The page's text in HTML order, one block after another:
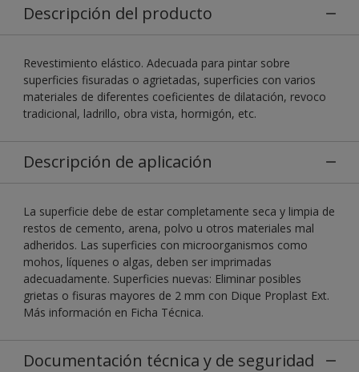
Descripción del producto
Revestimiento elástico. Adecuada para pintar sobre
superficies fisuradas o agrietadas, superficies con varios
materiales de diferentes coeficientes de dilatación, revoco
tradicional, ladrillo, obra vista, hormigón, etc.
Descripción de aplicación
La superficie debe de estar completamente seca y limpia de
restos de cemento, arena, polvo u otros materiales mal
adheridos. Las superficies con microorganismos como
mohos, líquenes o algas, deben ser imprimadas
adecuadamente. Superficies nuevas: Eliminar posibles
grietas o fisuras mayores de 2 mm con Dique Proplast Ext.
Más información en Ficha Técnica.
Documentación técnica y de seguridad